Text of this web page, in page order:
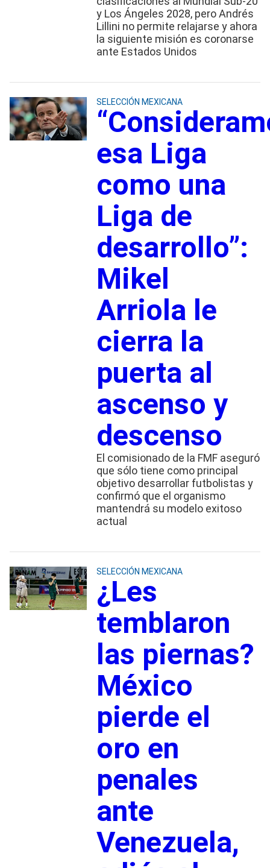
y Los Ángeles 2028, pero Andrés
Lillini no permite relajarse y ahora
la siguiente misión es coronarse
ante Estados Unidos
SELECCIÓN MEXICANA
esa Liga
como una
Liga de
desarrollo”:
Mikel
Arriola le
cierra la
puerta al
ascenso y
descenso
El comisionado de la FMF aseguró
que sólo tiene como principal
objetivo desarrollar futbolistas y
confirmó que el organismo
mantendrá su modelo exitoso
actual
SELECCIÓN MEXICANA
¿Les
temblaron
las piernas?
México
pierde el
oro en
penales
ante
Venezuela,